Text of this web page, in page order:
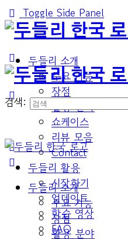
Toggle Side Panel
두들리 소개
주요 기능
장점
활용 분야
쇼케이스
리뷰 모음
Contact
두들리 활용
시작하기
업데이트
학습 영상
FAQ
검색:
두들리 소개
주요 기능
장점
활용 분야